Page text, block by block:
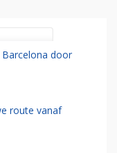
door
route vanaf